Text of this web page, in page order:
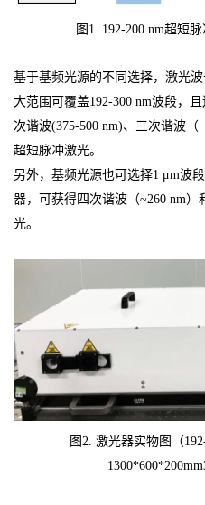
图1. 192-200 nm超短
基于基频光源的不同选择，激光
大范围可覆盖192-300 nm波段，
次谐波(375-500 nm)、三次谐波（
超短脉冲激光。
另外，基频光源也可选择1 μm波
器，可获得四次谐波（~260 nm
光。
图2. 激光器实物图（